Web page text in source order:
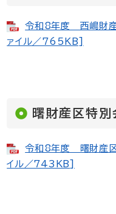
令和8年度 西嶋財産
ァイル／765KB]
曙財産区特別
令和8年度 曙財産区
イル／743KB]